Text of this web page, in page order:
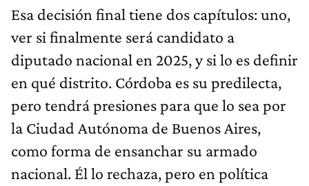
Esa decisión final tiene dos capítulos: uno,
ver si finalmente será candidato a
diputado nacional en 2025, y si lo es definir
en qué distrito. Córdoba es su predilecta,
pero tendrá presiones para que lo sea por
la Ciudad Autónoma de Buenos Aires,
como forma de ensanchar su armado
nacional. Él lo rechaza, pero en política